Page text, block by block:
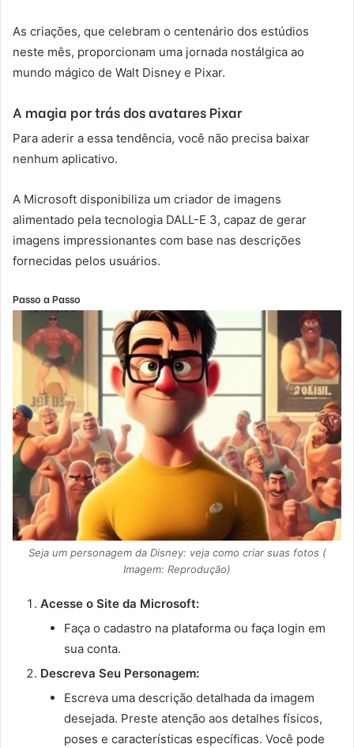
As criações, que celebram o centenário dos estúdios
neste mês, proporcionam uma jornada nostálgica ao
mundo mágico de Walt Disney e Pixar.
A magia por trás dos avatares Pixar
Para aderir a essa tendência, você não precisa baixar
nenhum aplicativo.
A Microsoft disponibiliza um criador de imagens
alimentado pela tecnologia DALL-E 3, capaz de gerar
imagens impressionantes com base nas descrições
fornecidas pelos usuários.
Passo a Passo
Seja um personagem da Disney: veja como criar suas fotos (
Imagem: Reprodução)
Acesse o Site da Microsoft:
Faça o cadastro na plataforma ou faça login em
sua conta.
Descreva Seu Personagem:
Escreva uma descrição detalhada da imagem
desejada. Preste atenção aos detalhes físicos,
poses e características específicas. Você pode